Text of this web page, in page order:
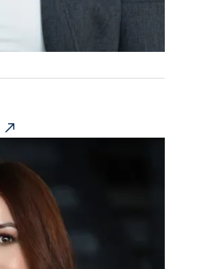
